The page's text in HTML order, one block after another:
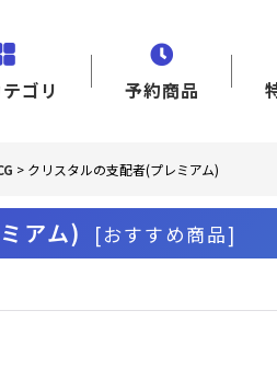
ゴリ 予約商品
> クリスタルの支配者(プレミアム)
アム) [おすすめ商品]